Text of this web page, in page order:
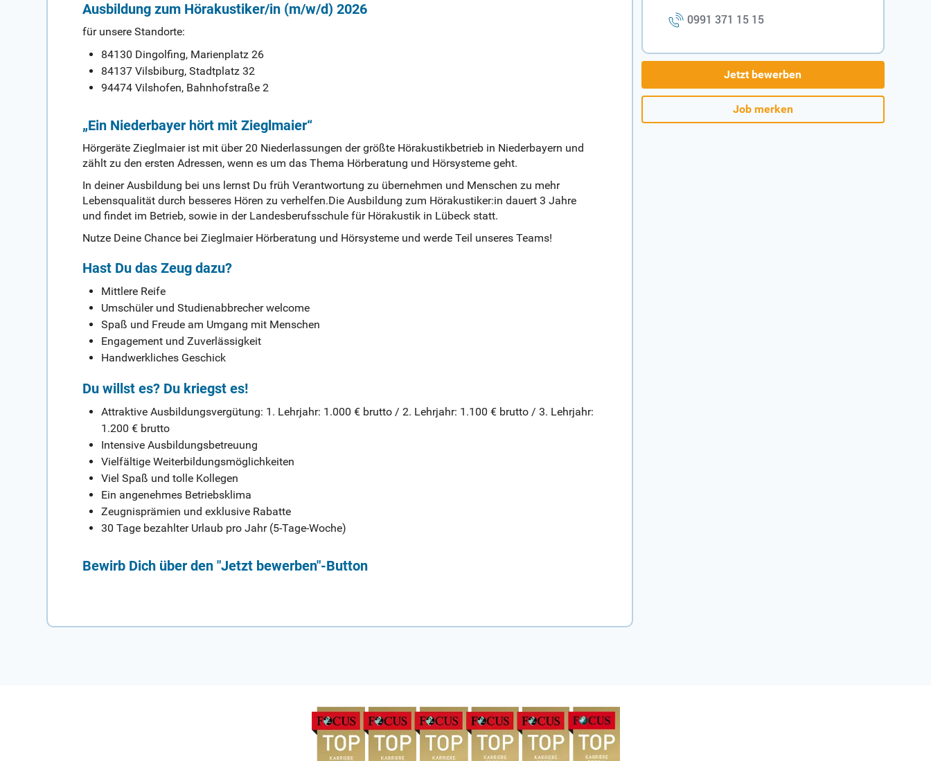
Ausbildung zum Hörakustiker/in (m/w/d) 2026
für unsere Standorte:
84130 Dingolfing, Marienplatz 26
84137 Vilsbiburg, Stadtplatz 32
94474 Vilshofen, Bahnhofstraße 2
„Ein Niederbayer hört mit Zieglmaier“
Hörgeräte Zieglmaier ist mit über 20 Niederlassungen der größte Hörakustikbetrieb in Niederbayern und
zählt zu den ersten Adressen, wenn es um das Thema Hörberatung und Hörsysteme geht.
In deiner Ausbildung bei uns lernst Du früh Verantwortung zu übernehmen und Menschen zu mehr
Lebensqualität durch besseres Hören zu verhelfen.Die Ausbildung zum Hörakustiker:in dauert 3 Jahre
und findet im Betrieb, sowie in der Landesberufsschule für Hörakustik in Lübeck statt.
Nutze Deine Chance bei Zieglmaier Hörberatung und Hörsysteme und werde Teil unseres Teams!
Hast Du das Zeug dazu?
Mittlere Reife
Umschüler und Studienabbrecher welcome
Spaß und Freude am Umgang mit Menschen
Engagement und Zuverlässigkeit
Handwerkliches Geschick
Du willst es? Du kriegst es!
Attraktive Ausbildungsvergütung: 1. Lehrjahr: 1.000 € brutto / 2. Lehrjahr: 1.100 € brutto / 3. Lehrjahr:
1.200 € brutto
Intensive Ausbildungsbetreuung
Vielfältige Weiterbildungsmöglichkeiten
Viel Spaß und tolle Kollegen
Ein angenehmes Betriebsklima
Zeugnisprämien und exklusive Rabatte
30 Tage bezahlter Urlaub pro Jahr (5-Tage-Woche)
Bewirb Dich über den "Jetzt bewerben"-Button
0991 371 15 15
Jetzt bewerben
Job merken